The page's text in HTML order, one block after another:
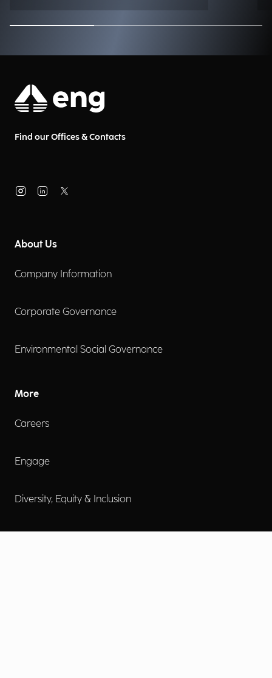
Find our Offices & Contacts
About Us
Company Information
Corporate Governance
Environmental Social Governance
More
Careers
Engage
Diversity, Equity & Inclusion